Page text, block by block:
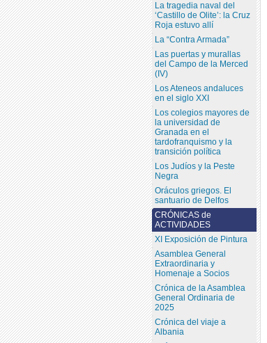
CRÓNICAS de
ACTIVIDADES
XI Exposición de Pintura
Asamblea General
Extraordinaria y
Homenaje a Socios
Crónica de la Asamblea
General Ordinaria de
2025
Crónica del viaje a
Albania
La tragedia naval del
‘Castillo de Olite’: la Cruz
Roja estuvo allí
La “Contra Armada”
Las puertas y murallas
del Campo de la Merced
(IV)
Los Ateneos andaluces
en el siglo XXI
Los colegios mayores de
la universidad de
Granada en el
tardofranquismo y la
transición política
Los Judíos y la Peste
Negra
Oráculos griegos. El
santuario de Delfos